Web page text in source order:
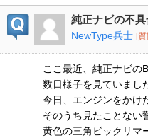
純正ナビの不具
NewType兵士 [
ここ最近、純正ナビの
数日様子を見ていまし
今日、エンジンをかけ
そのうち見たことない
黄色の三角ビックリマ